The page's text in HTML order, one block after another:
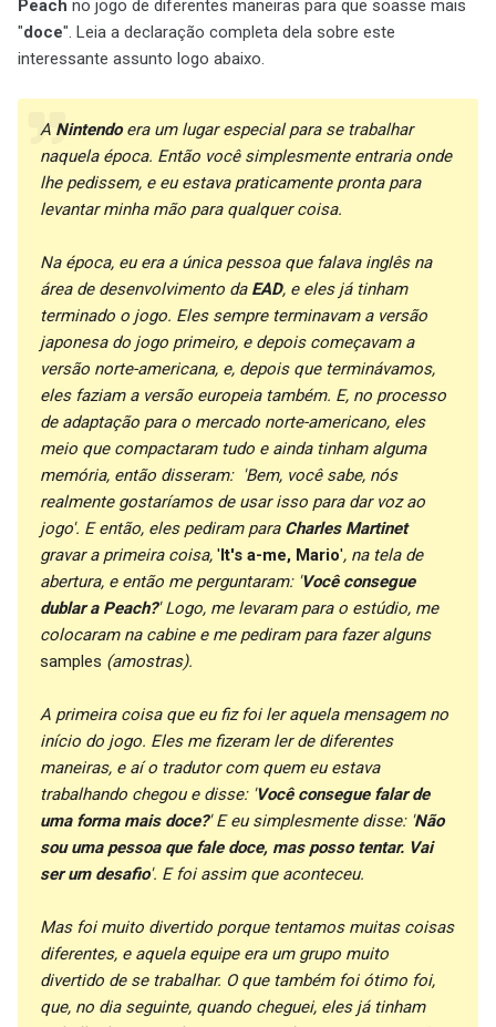
Peach no jogo de diferentes maneiras para que soasse mais
"doce". Leia a declaração completa dela sobre este
interessante assunto logo abaixo.
A Nintendoera um lugar especial para se trabalhar
naquela época. Então você simplesmente entraria onde
lhe pedissem, e eu estava praticamente pronta para
levantar minha mão para qualquer coisa.
Na época, eu era a única pessoa que falava inglês na
área de desenvolvimento da EAD, e eles já tinham
terminado o jogo. Eles sempre terminavam a versão
japonesa do jogo primeiro, e depois começavam a
versão norte-americana, e, depois que terminávamos,
eles faziam a versão europeia também. E, no processo
de adaptação para o mercado norte-americano, eles
meio que compactaram tudo e ainda tinham alguma
memória, então disseram: 'Bem, você sabe, nós
realmente gostaríamos de usar isso para dar voz ao
jogo'. E então, eles pediram para Charles Martinet
gravar a primeira coisa, 'It's a-me, Mario', na tela de
abertura, e então me perguntaram: 'Você consegue
dublar a Peach?' Logo, me levaram para o estúdio, me
colocaram na cabine e me pediram para fazer alguns
samples (amostras).
A primeira coisa que eu fiz foi ler aquela mensagem no
início do jogo. Eles me fizeram ler de diferentes
maneiras, e aí o tradutor com quem eu estava
trabalhando chegou e disse: 'Você consegue falar de
uma forma mais doce?' E eu simplesmente disse: 'Não
sou uma pessoa que fale doce, mas posso tentar. Vai
ser um desafio'. E foi assim que aconteceu.
Mas foi muito divertido porque tentamos muitas coisas
diferentes, e aquela equipe era um grupo muito
divertido de se trabalhar. O que também foi ótimo foi,
que, no dia seguinte, quando cheguei, eles já tinham